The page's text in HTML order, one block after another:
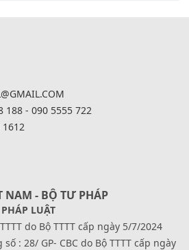
188 - 090 5555 722
1612
NAM - BỘ TƯ PHÁP
LUẬT
do Bộ TTTT cấp ngày 5/7/2024
: 28/ GP- CBC do Bộ TTTT cấp ngày